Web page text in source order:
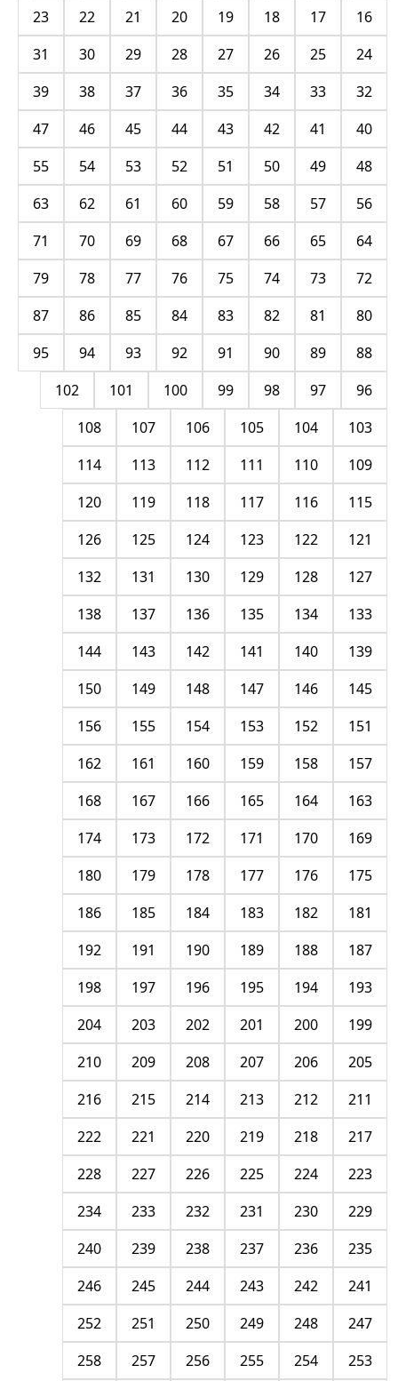
16
17
18
19
20
21
22
23
24
25
26
27
28
29
30
31
32
33
34
35
36
37
38
39
40
41
42
43
44
45
46
47
48
49
50
51
52
53
54
55
56
57
58
59
60
61
62
63
64
65
66
67
68
69
70
71
72
73
74
75
76
77
78
79
80
81
82
83
84
85
86
87
88
89
90
91
92
93
94
95
96
97
98
99
100
101
102
103
104
105
106
107
108
109
110
111
112
113
114
115
116
117
118
119
120
121
122
123
124
125
126
127
128
129
130
131
132
133
134
135
136
137
138
139
140
141
142
143
144
145
146
147
148
149
150
151
152
153
154
155
156
157
158
159
160
161
162
163
164
165
166
167
168
169
170
171
172
173
174
175
176
177
178
179
180
181
182
183
184
185
186
187
188
189
190
191
192
193
194
195
196
197
198
199
200
201
202
203
204
205
206
207
208
209
210
211
212
213
214
215
216
217
218
219
220
221
222
223
224
225
226
227
228
229
230
231
232
233
234
235
236
237
238
239
240
241
242
243
244
245
246
247
248
249
250
251
252
253
254
255
256
257
258